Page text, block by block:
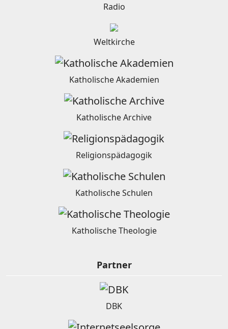
Radio
Weltkirche
Katholische Akademien
Katholische Archive
Religionspädagogik
Katholische Schulen
Katholische Theologie
Partner
DBK